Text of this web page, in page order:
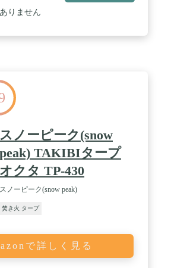
りません
スノーピーク(snow
peak) TAKIBIタープ
オクタ TP-430
スノーピーク(snow peak)
焚き火 タープ
で詳しく見る